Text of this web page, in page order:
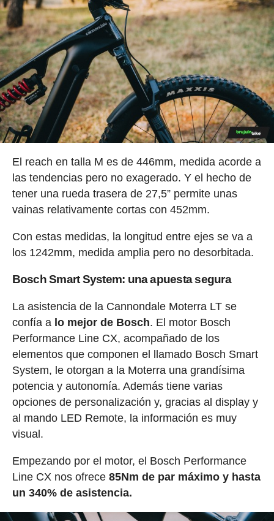
El reach en talla M es de 446mm, medida acorde a
las tendencias pero no exagerado. Y el hecho de
tener una rueda trasera de 27,5” permite unas
vainas relativamente cortas con 452mm.
Con estas medidas, la longitud entre ejes se va a
los 1242mm, medida amplia pero no desorbitada.
Bosch Smart System: una apuesta segura
La asistencia de la Cannondale Moterra LT se
confía a lo mejor de Bosch. El motor Bosch
Performance Line CX, acompañado de los
elementos que componen el llamado Bosch Smart
System, le otorgan a la Moterra una grandísima
potencia y autonomía. Además tiene varias
opciones de personalización y, gracias al display y
al mando LED Remote, la información es muy
visual.
Empezando por el motor, el Bosch Performance
Line CX nos ofrece 85Nm de par máximo y hasta
un 340% de asistencia.